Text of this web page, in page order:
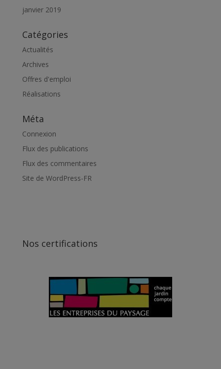
janvier 2019
Catégories
Actualités
Archives
Offres d'emploi
Réalisations
Méta
Connexion
Flux des publications
Flux des commentaires
Site de WordPress-FR
Nos certifications